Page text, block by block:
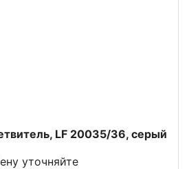
LF 20035/36, серый
уточняйте